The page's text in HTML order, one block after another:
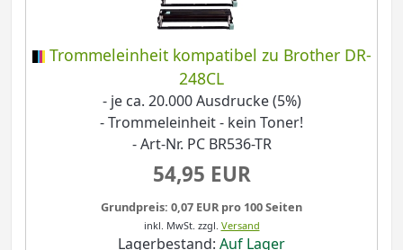
Trommeleinheit kompatibel zu Brother DR-
248CL
- je ca. 20.000 Ausdrucke (5%)
- Trommeleinheit - kein Toner!
- Art-Nr. PC BR536-TR
54,95 EUR
Grundpreis: 0,07 EUR pro 100 Seiten
inkl. MwSt. zzgl. Versand
Lagerbestand: Auf Lager